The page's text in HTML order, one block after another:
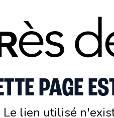
PAGE
Le lien utilisé